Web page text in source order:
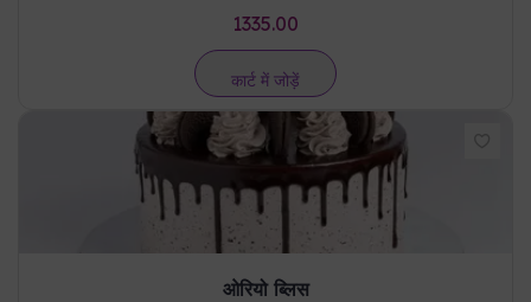
1335.00
कार्ट में जोड़ें
ओरियो ब्लिस